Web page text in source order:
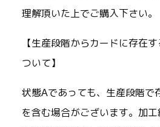
理解頂いた上でご購入下さい。
【生産段階からカードに存在
ついて】
状態Aであっても、生産段階で
を含む場合がございます。加